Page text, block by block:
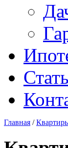
Главная /